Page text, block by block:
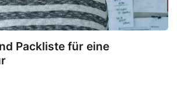
Packliste für eine